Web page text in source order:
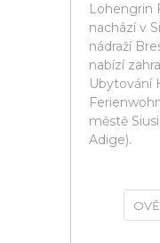
Lohengrin
nachází v
nádraží
nabízí
Ubytování
městě
Adige).